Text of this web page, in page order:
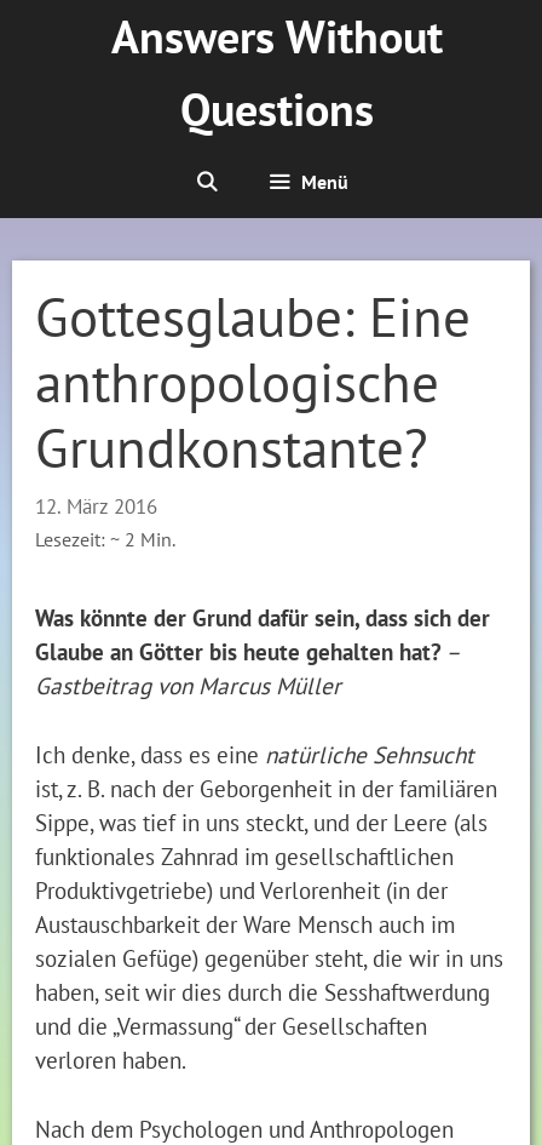
Answers Without
Questions
Menü
Gottesglaube: Eine
anthropologische
Grundkonstante?
12. März 2016
Lesezeit: ~ 2 Min.
Was könnte der Grund dafür sein, dass sich der
Glaube an Götter bis heute gehalten hat? –
Gastbeitrag von Marcus Müller
Ich denke, dass es eine natürliche Sehnsucht
ist, z. B. nach der Geborgenheit in der familiären
Sippe, was tief in uns steckt, und der Leere (als
funktionales Zahnrad im gesellschaftlichen
Produktivgetriebe) und Verlorenheit (in der
Austauschbarkeit der Ware Mensch auch im
sozialen Gefüge) gegenüber steht, die wir in uns
haben, seit wir dies durch die Sesshaftwerdung
und die „Vermassung“ der Gesellschaften
verloren haben.
Nach dem Psychologen und Anthropologen